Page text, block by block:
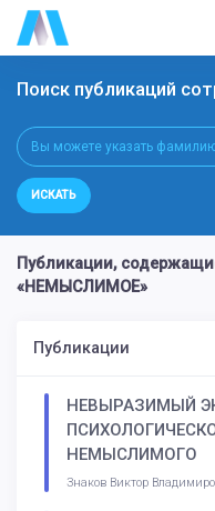
Поиск публикаций
ИСКАТЬ
Публикации,
«НЕМЫСЛИМОЕ»
Публикации
НЕВЫРАЗИМЫЙ
НЕМЫСЛИМОГО
Знаков Виктор